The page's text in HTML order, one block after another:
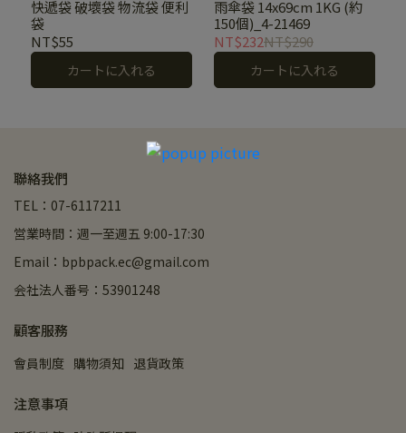
快遞袋 破壞袋 物流袋 便利
袋
NT$55
カートに入れる
雨傘袋 14x69cm 1KG (約
150個)_4-21469
NT$232NT$290
カートに入れる
聯絡我們
TEL：07-6117211
営業時間：週一至週五 9:00-17:30
Email：bpbpack.ec@gmail.com
会社法人番号：53901248
顧客服務
會員制度 購物須知 退貨政策
注意事項